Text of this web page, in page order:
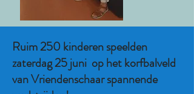
Ruim 250 kinderen speelden
zaterdag 25 juni op het korfbalveld
van Vriendenschaar spannende